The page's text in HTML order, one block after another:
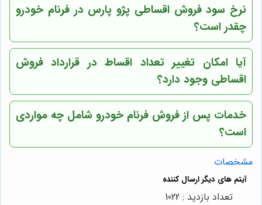
نرخ سود فروش اقساطی پژو پارس در فرنام خودرو
چقدر است؟
آیا امکان تغییر تعداد اقساط در قرارداد فروش
اقساطی وجود دارد؟
خدمات پس از فروش فرنام خودرو شامل چه مواردی
است؟
مشخصات
تعداد بازدید : 1022